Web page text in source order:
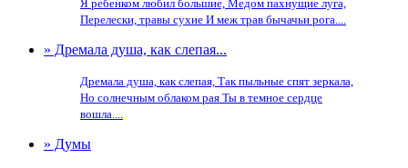
Я ребенком любил большие, Медом пахнущие луга,
Перелески, травы сухие И меж трав бычачьи рога....
» Дремала душа, как слепая...
Дремала душа, как слепая, Так пыльные спят зеркала,
Но солнечным облаком рая Ты в темное сердце
вошла....
» Думы